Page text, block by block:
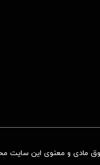
مادی و معنوی این سایت